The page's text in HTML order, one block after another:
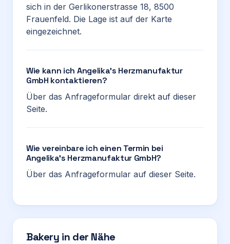
sich in der Gerlikonerstrasse 18, 8500
Frauenfeld. Die Lage ist auf der Karte
eingezeichnet.
Wie kann ich Angelika’s Herzmanufaktur
GmbH kontaktieren?
Über das Anfrageformular direkt auf dieser
Seite.
Wie vereinbare ich einen Termin bei
Angelika’s Herzmanufaktur GmbH?
Über das Anfrageformular auf dieser Seite.
Bakery in der Nähe